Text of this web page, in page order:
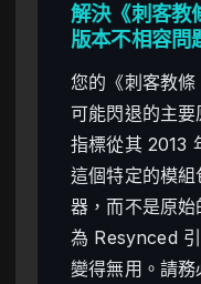
解決《刺客
版本不相容問
您的《刺客教
可能閃退的主
指標從其 2013
這個特定的模
器，而不是原始
為 Resynced
變得無用。請